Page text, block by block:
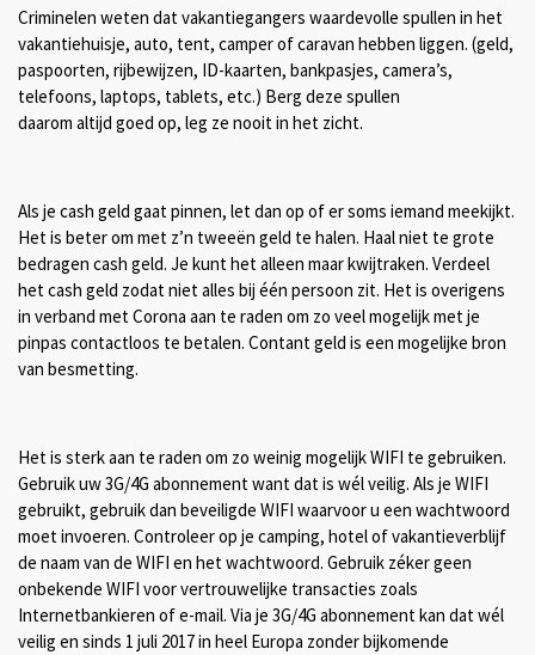
Criminelen weten dat vakantiegangers waardevolle spullen in het
vakantiehuisje, auto, tent, camper of caravan hebben liggen. (geld,
paspoorten, rijbewijzen, ID-kaarten, bankpasjes, camera’s,
telefoons, laptops, tablets, etc.) Berg deze spullen
daarom altijd goed op, leg ze nooit in het zicht.
Als je cash geld gaat pinnen, let dan op of er soms iemand meekijkt.
Het is beter om met z’n tweeën geld te halen. Haal niet te grote
bedragen cash geld. Je kunt het alleen maar kwijtraken. Verdeel
het cash geld zodat niet alles bij één persoon zit. Het is overigens
in verband met Corona aan te raden om zo veel mogelijk met je
pinpas contactloos te betalen. Contant geld is een mogelijke bron
van besmetting.
Het is sterk aan te raden om zo weinig mogelijk WIFI te gebruiken.
Gebruik uw 3G/4G abonnement want dat is wél veilig. Als je WIFI
gebruikt, gebruik dan beveiligde WIFI waarvoor u een wachtwoord
moet invoeren. Controleer op je camping, hotel of vakantieverblijf
de naam van de WIFI en het wachtwoord. Gebruik zéker geen
onbekende WIFI voor vertrouwelijke transacties zoals
Internetbankieren of e-mail. Via je 3G/4G abonnement kan dat wél
veilig en sinds 1 juli 2017 in heel Europa zonder bijkomende